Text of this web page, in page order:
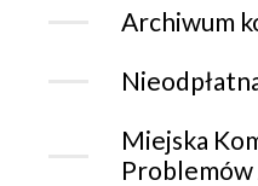
Archiwum
Miejska